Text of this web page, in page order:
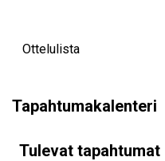
Ottelulista
Tapahtumakalenteri
Tulevat tapahtumat